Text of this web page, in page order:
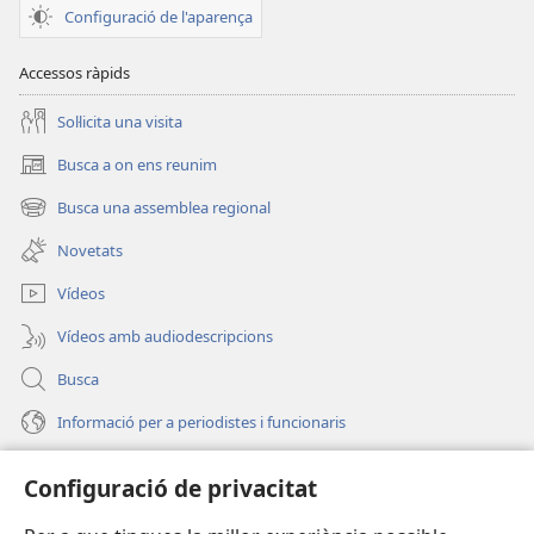
Configuració de privacitat
Configuració de l'aparença
Accessos ràpids
Soŀlicita una visita
Busca a on ens reunim
(obri
en
una
finestra
nova)
Busca una assemblea regional
(obri
en
una
finestra
nova)
Novetats
Vídeos
Vídeos amb audiodescripcions
Busca
Informació per a periodistes i funcionaris
Donacions